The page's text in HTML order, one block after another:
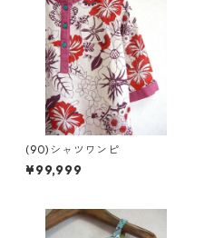
(90)シャツワンピ
¥99,999